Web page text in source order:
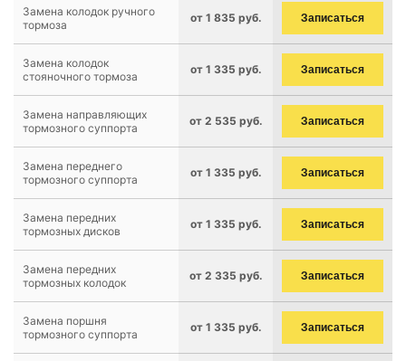
Замена колодок ручного
тормоза
от 1 835 руб. Записаться
Замена колодок
стояночного тормоза
от 1 335 руб. Записаться
Замена направляющих
тормозного суппорта
от 2 535 руб. Записаться
Замена переднего
тормозного суппорта
от 1 335 руб. Записаться
Замена передних
тормозных дисков
от 1 335 руб. Записаться
Замена передних
тормозных колодок
от 2 335 руб. Записаться
Замена поршня
тормозного суппорта
от 1 335 руб. Записаться